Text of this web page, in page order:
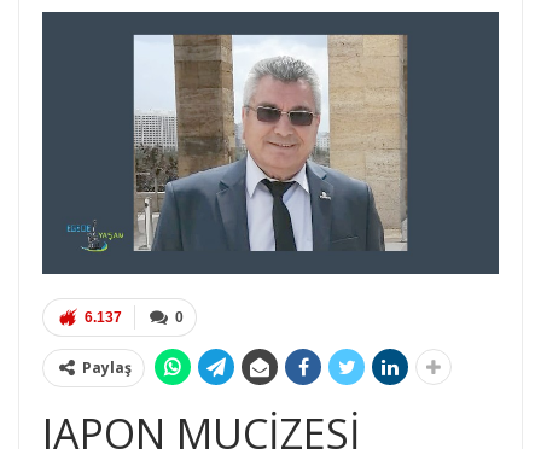
0
6.137
Paylaş
JAPON MUCİZESİ